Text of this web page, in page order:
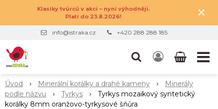
Klasiky tvůrců v akci – nyní výhodněji.
Platí do 23.8.2026!
×
info@istraka.cz +420 288 288 185
Úvod Minerální korálky a drahé kameny
Minerály
podle názvu
Tyrkys
Tyrkys mozaikový syntetický
korálky 8mm oranžovo-tyrkysové šňůra